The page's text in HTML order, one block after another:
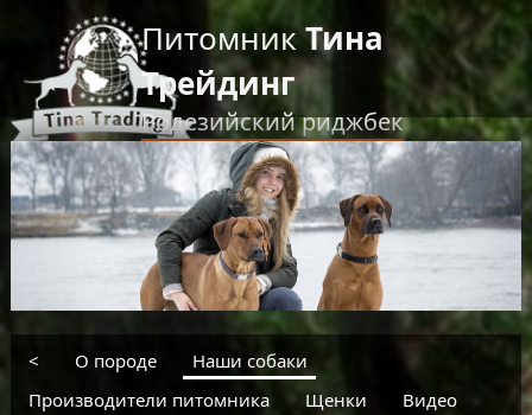
ПитомникТина
Трейдинг
Родезийский риджбек
введите текст для поиска
< О породе
Наши собаки
Производители питомника
Щенки
Видео